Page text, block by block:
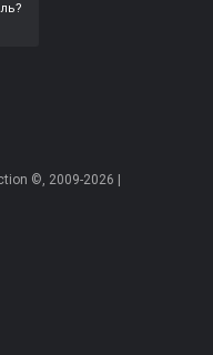
©, 2009-2026 |